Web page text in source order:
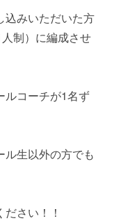
込みいただいた方
制）に編成させ
ルコーチが1名ず
ル生以外の方でも
さい！！